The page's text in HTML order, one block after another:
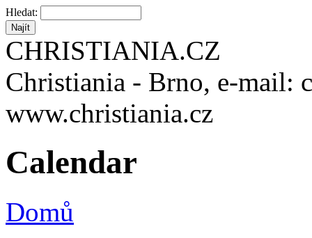
Hledat:
CHRISTIANIA.CZ
Christiania - Brno, e-mail:
www.christiania.cz
Calendar
Domů